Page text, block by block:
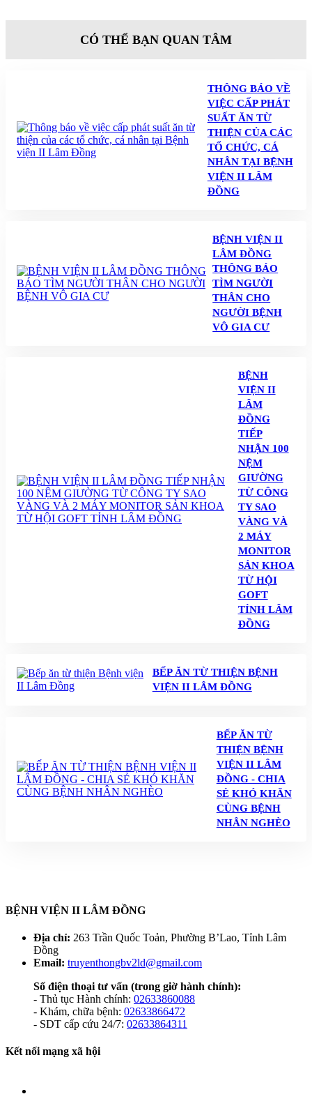
CÓ THỂ BẠN QUAN TÂM
THÔNG BÁO VỀ
VIỆC CẤP PHÁT
SUẤT ĂN TỪ
THIỆN CỦA CÁC
TỔ CHỨC, CÁ
NHÂN TẠI BỆNH
VIỆN II LÂM
ĐỒNG
BỆNH VIỆN II
LÂM ĐỒNG
THÔNG BÁO
TÌM NGƯỜI
THÂN CHO
NGƯỜI BỆNH
VÔ GIA CƯ
BỆNH
VIỆN II
LÂM
ĐỒNG
TIẾP
NHẬN 100
NỆM
GIƯỜNG
TỪ CÔNG
TY SAO
VÀNG VÀ
2 MÁY
MONITOR
SẢN KHOA
TỪ HỘI
GOFT
TỈNH LÂM
ĐỒNG
BẾP ĂN TỪ THIỆN BỆNH
VIỆN II LÂM ĐỒNG
BẾP ĂN TỪ
THIỆN BỆNH
VIỆN II LÂM
ĐỒNG - CHIA
SẺ KHÓ KHĂN
CÙNG BỆNH
NHÂN NGHÈO
BỆNH VIỆN II LÂM ĐỒNG
Địa chỉ: 263 Trần Quốc Toản, Phường B’Lao, Tỉnh Lâm
Đồng
Email: truyenthongbv2ld@gmail.com
Số điện thoại tư vấn (trong giờ hành chính):
- Thủ tục Hành chính: 02633860088
- Khám, chữa bệnh: 02633866472
- SDT cấp cứu 24/7: 02633864311
Kết nối mạng xã hội